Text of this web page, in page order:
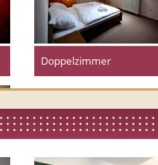
Doppelzimmer